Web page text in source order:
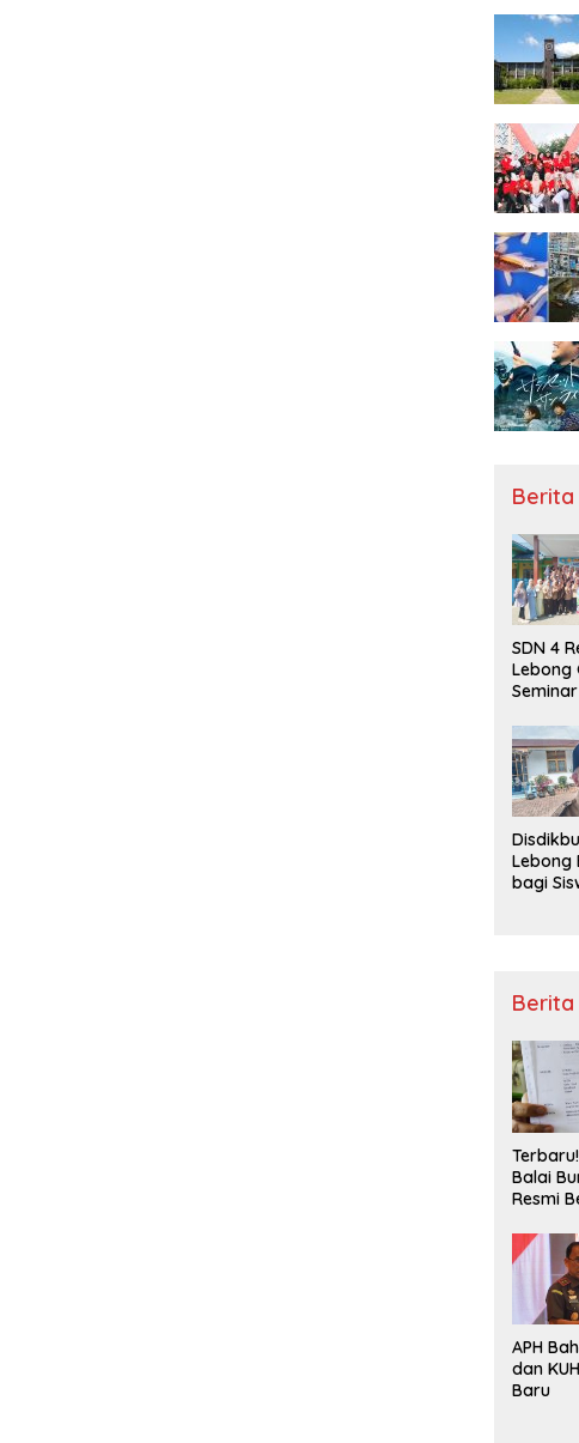
Berita
SDN 4
Lebong
Bullying,
Jadi
Lebong
bagi
Berita
Balai
Resmi
APH
dan
Baru